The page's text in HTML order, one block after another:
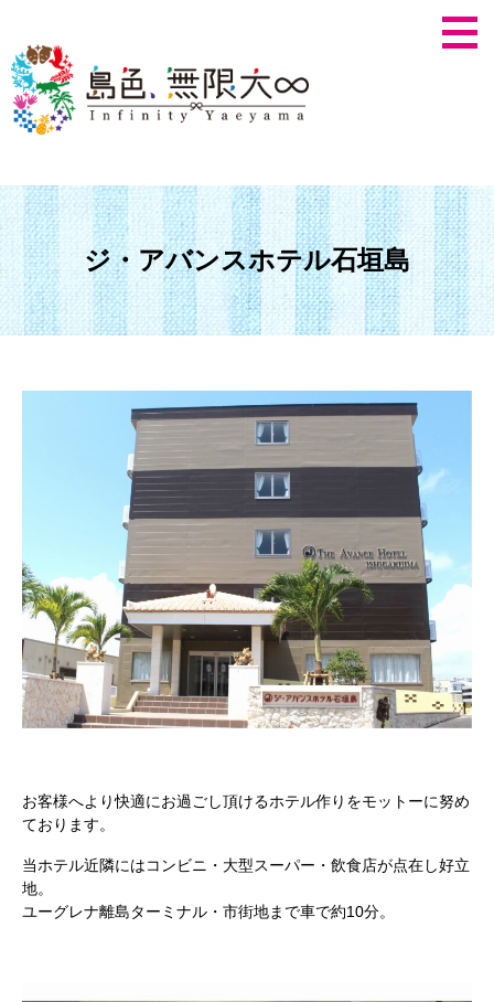
ジ・アバンスホテル石垣島
お客様へより快適にお過ごし頂けるホテル作りをモットーに努め
ております。
当ホテル近隣にはコンビニ・大型スーパー・飲食店が点在し好立
地。
ユーグレナ離島ターミナル・市街地まで車で約10分。